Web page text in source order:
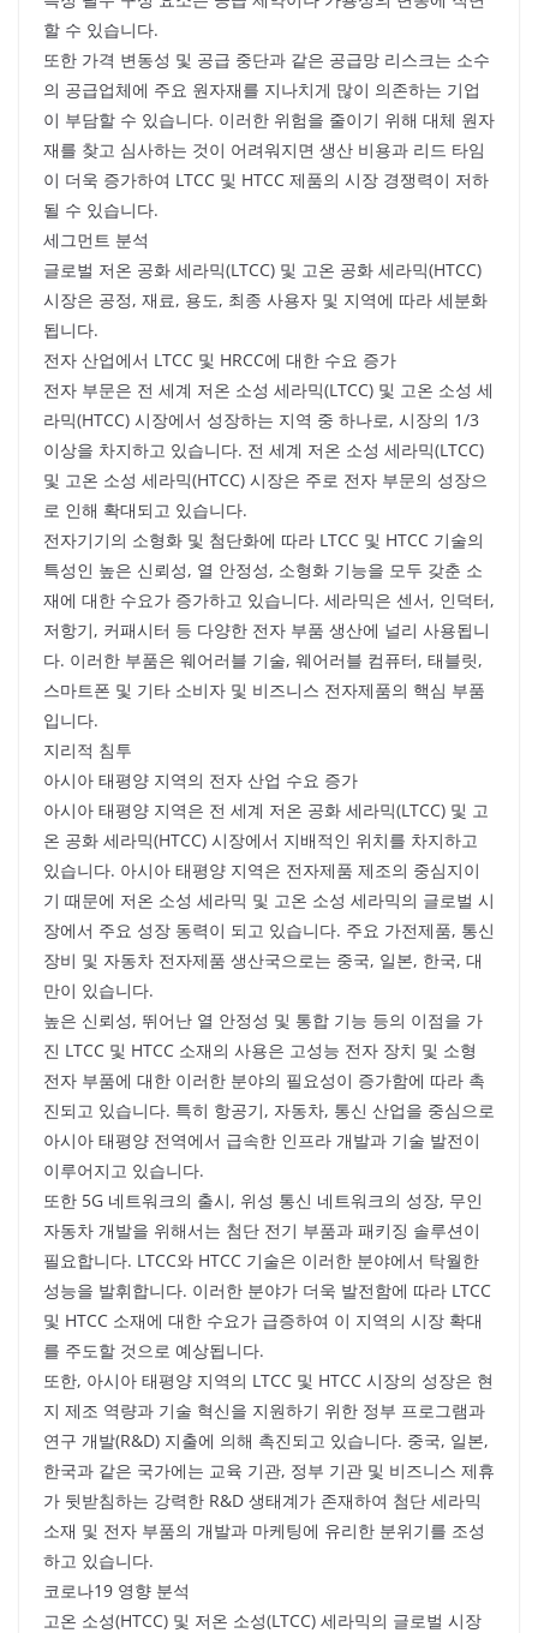
할 수 있습니다.
또한 가격 변동성 및 공급 중단과 같은 공급망 리스크는 소수
의 공급업체에 주요 원자재를 지나치게 많이 의존하는 기업
이 부담할 수 있습니다. 이러한 위험을 줄이기 위해 대체 원자
재를 찾고 심사하는 것이 어려워지면 생산 비용과 리드 타임
이 더욱 증가하여 LTCC 및 HTCC 제품의 시장 경쟁력이 저하
될 수 있습니다.
세그먼트 분석
글로벌 저온 공화 세라믹(LTCC) 및 고온 공화 세라믹(HTCC)
시장은 공정, 재료, 용도, 최종 사용자 및 지역에 따라 세분화
됩니다.
전자 산업에서 LTCC 및 HRCC에 대한 수요 증가
전자 부문은 전 세계 저온 소성 세라믹(LTCC) 및 고온 소성 세
라믹(HTCC) 시장에서 성장하는 지역 중 하나로, 시장의 1/3
이상을 차지하고 있습니다. 전 세계 저온 소성 세라믹(LTCC)
및 고온 소성 세라믹(HTCC) 시장은 주로 전자 부문의 성장으
로 인해 확대되고 있습니다.
전자기기의 소형화 및 첨단화에 따라 LTCC 및 HTCC 기술의
특성인 높은 신뢰성, 열 안정성, 소형화 기능을 모두 갖춘 소
재에 대한 수요가 증가하고 있습니다. 세라믹은 센서, 인덕터,
저항기, 커패시터 등 다양한 전자 부품 생산에 널리 사용됩니
다. 이러한 부품은 웨어러블 기술, 웨어러블 컴퓨터, 태블릿,
스마트폰 및 기타 소비자 및 비즈니스 전자제품의 핵심 부품
입니다.
지리적 침투
아시아 태평양 지역의 전자 산업 수요 증가
아시아 태평양 지역은 전 세계 저온 공화 세라믹(LTCC) 및 고
온 공화 세라믹(HTCC) 시장에서 지배적인 위치를 차지하고
있습니다. 아시아 태평양 지역은 전자제품 제조의 중심지이
기 때문에 저온 소성 세라믹 및 고온 소성 세라믹의 글로벌 시
장에서 주요 성장 동력이 되고 있습니다. 주요 가전제품, 통신
장비 및 자동차 전자제품 생산국으로는 중국, 일본, 한국, 대
만이 있습니다.
높은 신뢰성, 뛰어난 열 안정성 및 통합 기능 등의 이점을 가
진 LTCC 및 HTCC 소재의 사용은 고성능 전자 장치 및 소형
전자 부품에 대한 이러한 분야의 필요성이 증가함에 따라 촉
진되고 있습니다. 특히 항공기, 자동차, 통신 산업을 중심으로
아시아 태평양 전역에서 급속한 인프라 개발과 기술 발전이
이루어지고 있습니다.
또한 5G 네트워크의 출시, 위성 통신 네트워크의 성장, 무인
자동차 개발을 위해서는 첨단 전기 부품과 패키징 솔루션이
필요합니다. LTCC와 HTCC 기술은 이러한 분야에서 탁월한
성능을 발휘합니다. 이러한 분야가 더욱 발전함에 따라 LTCC
및 HTCC 소재에 대한 수요가 급증하여 이 지역의 시장 확대
를 주도할 것으로 예상됩니다.
또한, 아시아 태평양 지역의 LTCC 및 HTCC 시장의 성장은 현
지 제조 역량과 기술 혁신을 지원하기 위한 정부 프로그램과
연구 개발(R&D) 지출에 의해 촉진되고 있습니다. 중국, 일본,
한국과 같은 국가에는 교육 기관, 정부 기관 및 비즈니스 제휴
가 뒷받침하는 강력한 R&D 생태계가 존재하여 첨단 세라믹
소재 및 전자 부품의 개발과 마케팅에 유리한 분위기를 조성
하고 있습니다.
코로나19 영향 분석
고온 소성(HTCC) 및 저온 소성(LTCC) 세라믹의 글로벌 시장